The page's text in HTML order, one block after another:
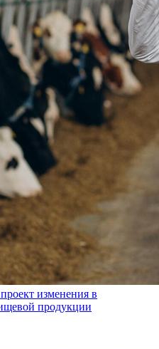
изменения в
продукции